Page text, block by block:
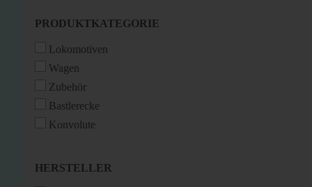
PRODUKTKATEGORIE
PRODUKTKATEGORIE
Lokomotiven
Wagen
Zubehör
Bastlerecke
Konvolute
HERSTELLER
HERSTELLER